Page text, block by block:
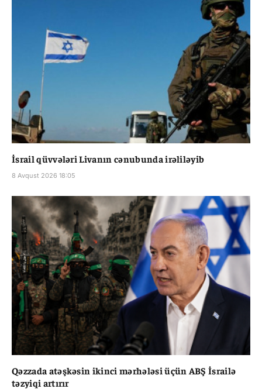
İsrail qüvvələri Livanın cənubunda irəliləyib
8 Avqust 2026 18:05
Qəzzada atəşkəsin ikinci mərhələsi üçün ABŞ İsrailə
təzyiqi artırır